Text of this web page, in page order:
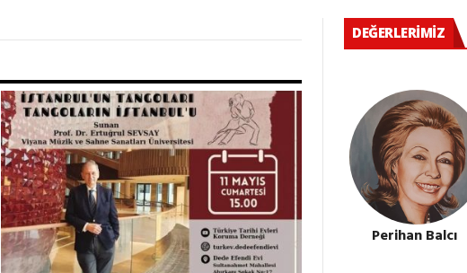
DEĞERLERIMIZ
Perihan Balcı